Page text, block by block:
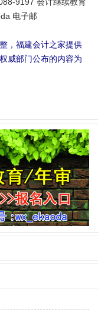
电子邮
，福建会计之家提供
威部门公布的内容为